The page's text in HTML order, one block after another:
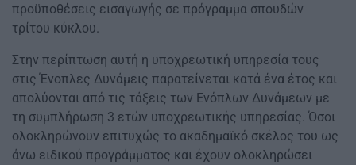
προϋποθέσεις εισαγωγής σε πρόγραμμα σπουδών
τρίτου κύκλου.
Στην περίπτωση αυτή η υποχρεωτική υπηρεσία τους
στις Ένοπλες Δυνάμεις παρατείνεται κατά ένα έτος και
απολύονται από τις τάξεις των Ενόπλων Δυνάμεων με
τη συμπλήρωση 3 ετών υποχρεωτικής υπηρεσίας. Όσοι
ολοκληρώνουν επιτυχώς το ακαδημαϊκό σκέλος του ως
άνω ειδικού προγράμματος και έχουν ολοκληρώσει